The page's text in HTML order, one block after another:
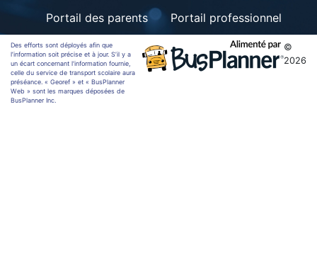
Portail des parents
Portail professionnel
Des efforts sont déployés afin que
l’information soit précise et à jour. S’il y a
un écart concernant l'information fournie,
celle du service de transport scolaire aura
préséance. « Georef » et « BusPlanner
Web » sont les marques déposées de
BusPlanner Inc.
©
2026